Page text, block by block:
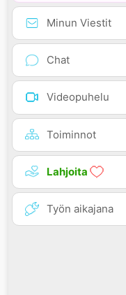
Minun Viestit
Chat
Videopuhelu
Toiminnot
Lahjoita
Työn aikajana